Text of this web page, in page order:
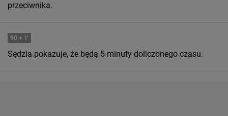
przeciwnika.
90 + 1'
Sędzia pokazuje, że będą 5 minuty doliczonego czasu.